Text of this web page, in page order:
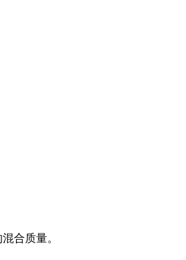
合质量。